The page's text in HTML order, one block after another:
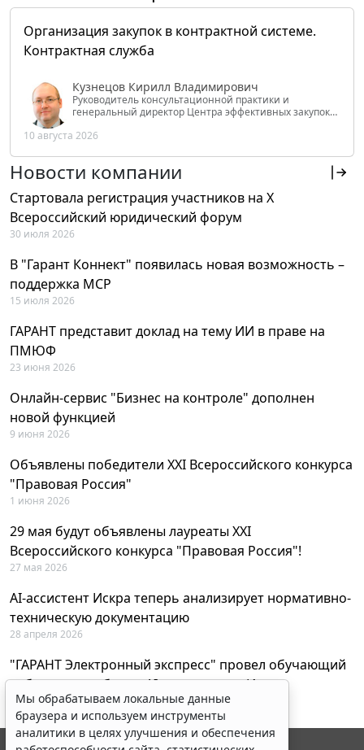
Организация закупок в контрактной системе.
Контрактная служба
Кузнецов Кирилл Владимирович
Руководитель консультационной практики и
генеральный директор Центра эффективных закупок
РФ
10 августа 2026
Новости компании
Стартовала регистрация участников на X
Всероссийский юридический форум
30 июля 2026
В "Гарант Коннект" появилась новая возможность –
поддержка MCP
15 июля 2026
ГАРАНТ представит доклад на тему ИИ в праве на
ПМЮФ
23 июня 2026
Онлайн-сервис "Бизнес на контроле" дополнен
новой функцией
9 июня 2026
Объявлены победители XXI Всероссийского конкурса
"Правовая Россия"
1 июня 2026
29 мая будут объявлены лауреаты XXI
Всероссийского конкурса "Правовая Россия"!
27 мая 2026
AI-ассистент Искра теперь анализирует нормативно-
техническую документацию
28 апреля 2026
"ГАРАНТ Электронный экспресс" провел обучающий
вебинар по работе с AI-ассистентом Искра
23 апреля 2026
Мы обрабатываем локальные данные
браузера и используем инструменты
аналитики в целях улучшения и обеспечения